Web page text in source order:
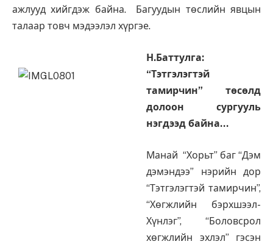
ажлууд хийгдэж байна. Багуудын төслийн явцын
талаар товч мэдээлэл хүргэе.
Н.Баттулга:
“Тэтгэлэгтэй
тамирчин” төсөлд
долоон сургууль
нэгдээд байна…
Манай “Хорьт” баг “Дэм
дэмэндээ” нэрийн дор
“Тэтгэлэгтэй тамирчин”,
“Хөгжлийн бэрхшээл-
Хүнлэг”, “Боловсрол
хөгжлийн эхлэл” гэсэн